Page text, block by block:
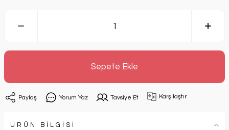
Sepete Ekle
Paylaş Yorum Yaz Tavsiye Et Karşılaştır
ÜRÜN BİLGİSİ